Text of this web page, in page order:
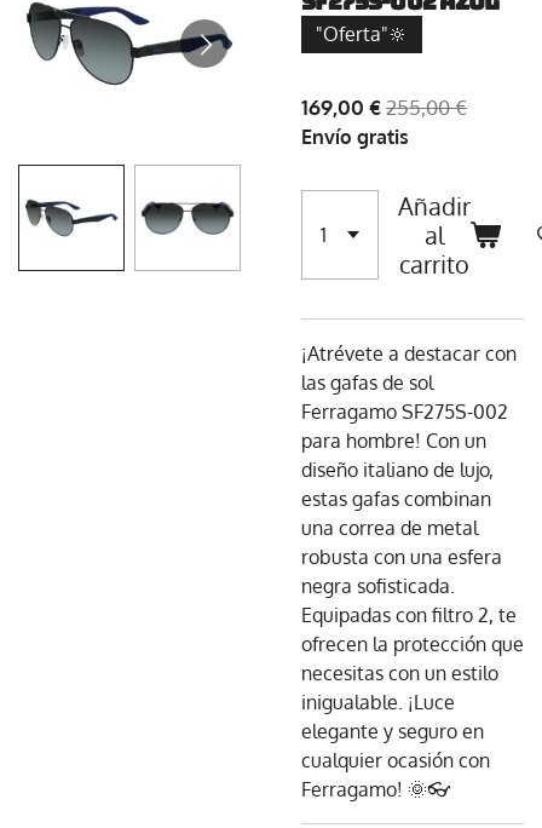
"Oferta"🔆
169,00 €255,00 €
Envío gratis
Añadir
al
carrito
¡Atrévete a destacar con
las gafas de sol
Ferragamo SF275S-002
para hombre! Con un
diseño italiano de lujo,
estas gafas combinan
una correa de metal
robusta con una esfera
negra sofisticada.
Equipadas con filtro 2, te
ofrecen la protección que
necesitas con un estilo
inigualable. ¡Luce
elegante y seguro en
cualquier ocasión con
Ferragamo! 🌞👓